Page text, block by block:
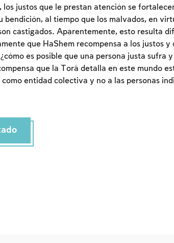
los justos que le prestan atención se
bendición, al tiempo que los malvados, en
castigados. Aparentemente, esto resulta
que HaShem recompensa a los justos y
es posible que una persona justa sufra
que la Torá detalla en este mundo
entidad colectiva y no a las personas
Para marcar lo estudiado debe conectarse a